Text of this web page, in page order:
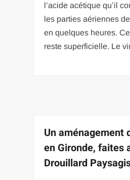
l’acide acétique qu’il
les parties aériennes
en quelques heures.
reste superficielle. Le
Un aménagement
en Gironde, faites
Drouillard